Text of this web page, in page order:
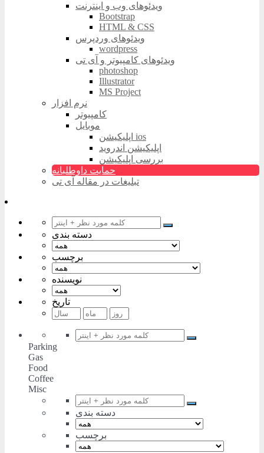
ویدئوهای وب و اینترنت
Bootstrap
HTML & CSS
ویدئوهای وردپرس
wordpress
ویدئوهای کامپیوتر و آی تی
photoshop
Illustrator
MS Project
نرم افزار
کامپیوتر
موبایل
اپلیکیشن ios
اپلیکیشن اندروید
بررسی اپلیکیشن
حمایت داوطلبانه
تبلیغات در مقاله آی تی
دسته بندی
برچسب
نویسنده
تاریخ
Parking
Gas
Food
Coffee
Misc
دسته بندی
برچسب